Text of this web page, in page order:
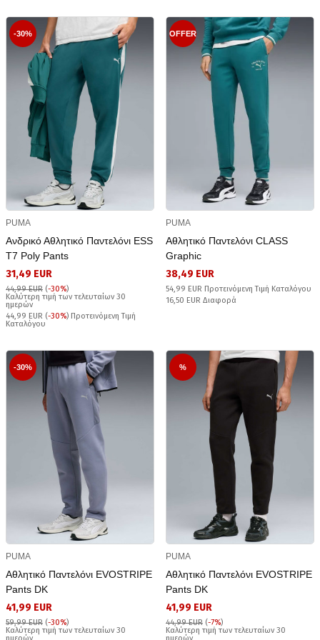
-30%
PUMA
Ανδρικό Αθλητικό Παντελόνι ESS
T7 Poly Pants
31,49 EUR
44,99 EUR (-30%)
Καλύτερη τιμή των τελευταίων 30
ημερών
44,99 EUR (-30%) Προτεινόμενη Τιμή
Καταλόγου
OFFER
PUMA
Αθλητικό Παντελόνι CLASS
Graphic
38,49 EUR
54,99 EUR Προτεινόμενη Τιμή Καταλόγου
16,50 EUR Διαφορά
-30%
PUMA
Αθλητικό Παντελόνι EVOSTRIPE
Pants DK
41,99 EUR
59,99 EUR (-30%)
Καλύτερη τιμή των τελευταίων 30
%
PUMA
Αθλητικό Παντελόνι EVOSTRIPE
Pants DK
41,99 EUR
44,99 EUR (-7%)
Καλύτερη τιμή των τελευταίων 30